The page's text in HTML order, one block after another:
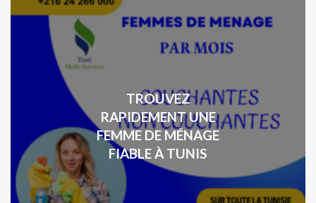
TROUVEZ
RAPIDEMENT UNE
FEMME DE MÉNAGE
FIABLE À TUNIS